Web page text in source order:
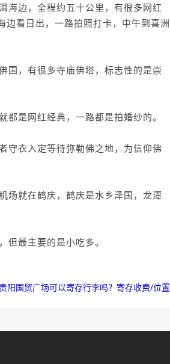
海边，全程约五十公里，有很多网红
边看日出，一路拍照打卡，中午到喜洲
国，有很多寺庙佛塔，标志性的是崇
是网红经典，一路都是拍婚纱的。
守衣入定等待弥勒佛之地，为信仰佛
场就在鹤庆，鹤庆是水乡泽国，龙潭
最主要的是小吃多。
阳国贸广场可以寄存行李吗？寄存收费/位置